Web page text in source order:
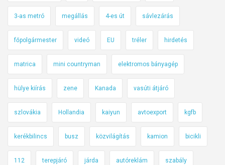
3-as metró megállás 4-es út sávlezárás
főpolgármester videó EU tréler hirdetés
matrica mini countryman elektromos bányagép
hülye kiírás zene Kanada vasúti átjáró
szlovákia Hollandia kaiyun avtoexport kgfb
kerékbilincs busz közvilágítás kamion bicikli
112 terepjáró járda autóreklám szabály